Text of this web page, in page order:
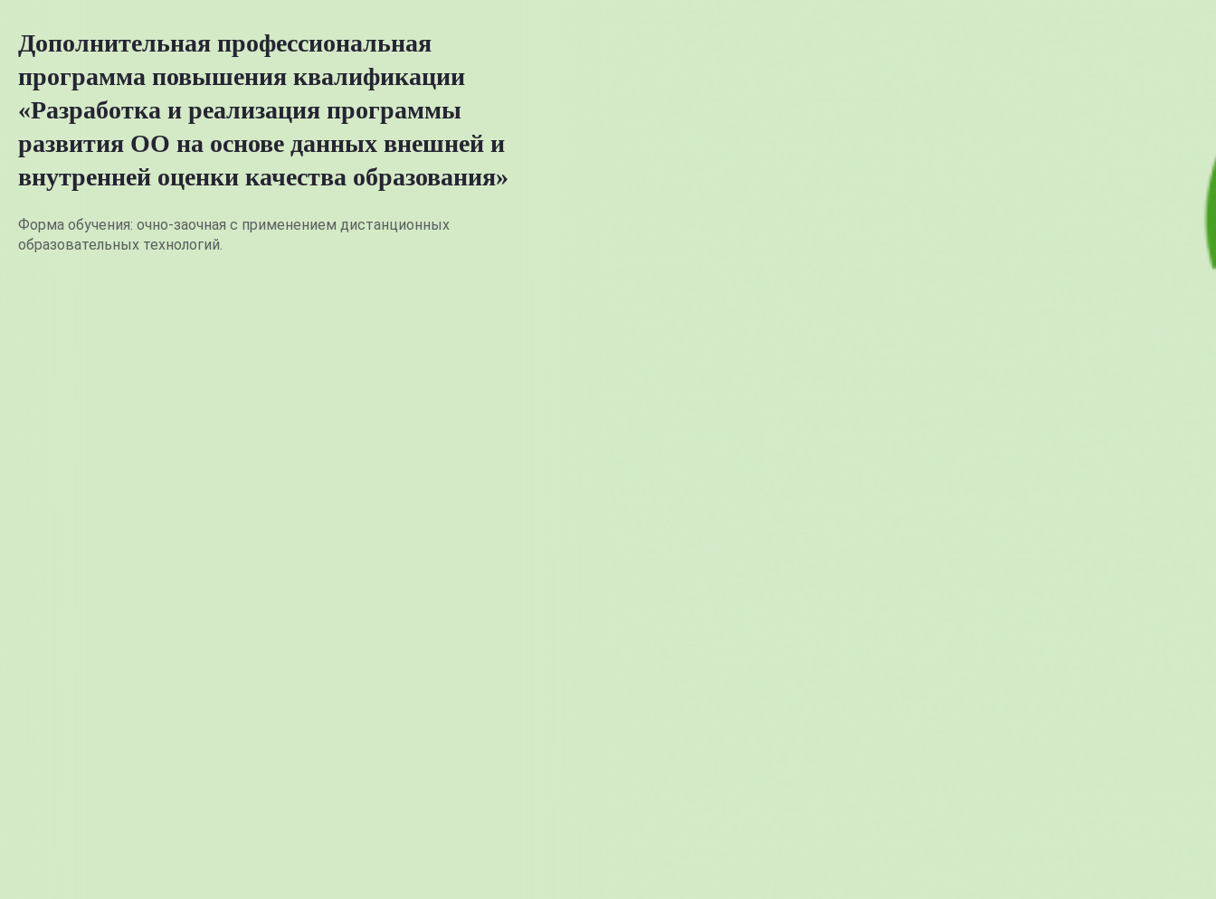
Дополнительная профессиональная
программа повышения квалификации
«Разработка и реализация программы
развития ОО на основе данных внешней и
внутренней оценки качества образования»
Форма обучения: очно-заочная с применением дистанционных
образовательных технологий.